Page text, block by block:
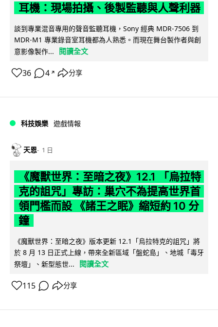
耳機：現場拍攝、後製監聽與人聲利器
談到專業混音專用的聲音監聽耳機，Sony 經典 MDR-7506 到
MDR-M1 專業錄音室耳機都為人熟悉。而現在舞台製作者與創
意影像製作...
閱讀全文
36 4 ↗ 分享
科技娛樂 遊戲情報
天恩 1 日
《魔獸世界：至暗之夜》12.1 「烏拉特
克的詛咒」專訪：巢穴不為提高世界首
領門檻而設 《諸王之眠》縮短約 10 分
鐘
《魔獸世界：至暗之夜》版本更新 12.1「烏拉特克的詛咒」將
於 8 月 13 日正式上線，帶來全新區域「盤蛇島」、地城「毒牙
祭壇」、新型態世...
閱讀全文
115 分享